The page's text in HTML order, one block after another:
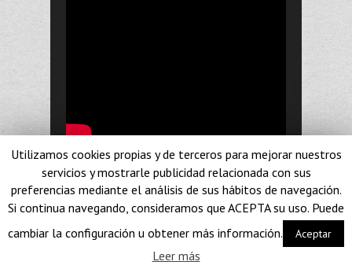
© Yolanda Ramirez 2014. Diseño realizado por
POLÍTICA DE COOKIES
Utilizamos cookies propias y de terceros para mejorar nuestros
servicios y mostrarle publicidad relacionada con sus
preferencias mediante el análisis de sus hábitos de navegación.
Si continua navegando, consideramos que ACEPTA su uso. Puede
cambiar la configuración u obtener más información.
Aceptar
Leer más